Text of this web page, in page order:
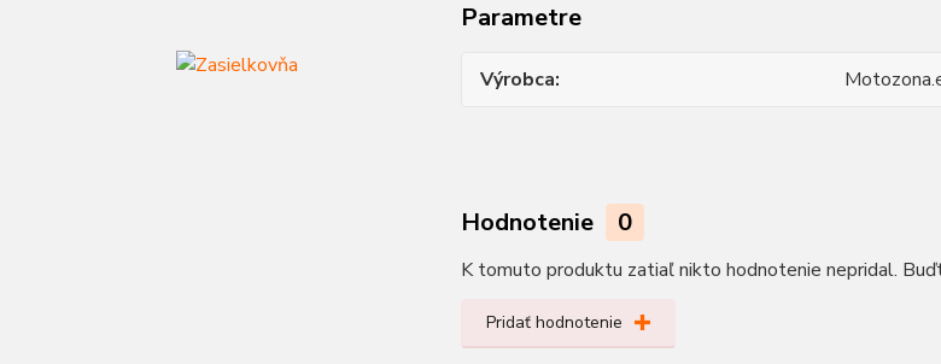
Parametre
Výrobca
Hodnotenie 0
K tomuto produktu zatiaľ nikto hodnotenie nepridal.
Pridať hodnotenie